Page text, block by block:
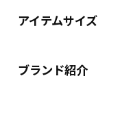
アイテムサイズ
ブランド紹介